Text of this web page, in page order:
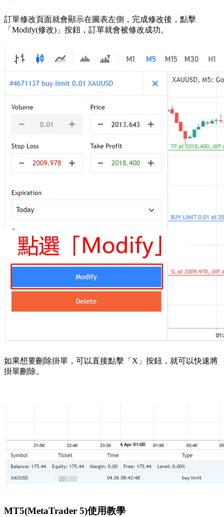
訂單修改頁面就會顯示在圖表左側，完成修改後，點擊
「Modify(修改)」按鈕，訂單就會被修改成功。
如果想要刪除掛單，可以直接點擊「X」按鈕，就可以快速將
掛單刪除。
MT5(MetaTrader 5)使用教學